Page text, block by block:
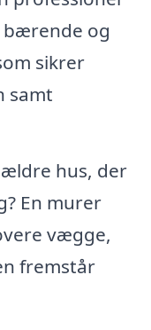
bærende og
sikrer
samt
hus, der
En murer
vægge,
fremstår